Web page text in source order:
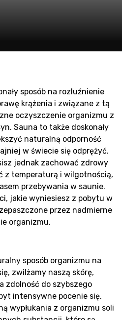
sposób na rozluźnienie
krążenia i związane z tą
oczyszczenie organizmu z
Sauna to także doskonały
naturalną odporność
w świecie się odprężyć.
jednak zachować zdrowy
z temperaturą i wilgotnością,
przebywania w saunie.
jakie wyniesiesz z pobytu w
przez nadmierne
organizmu.
sposób organizmu na
zwilżamy naszą skórę,
zdolność do szybszego
intensywne pocenie się,
wypłukania z organizmu soli